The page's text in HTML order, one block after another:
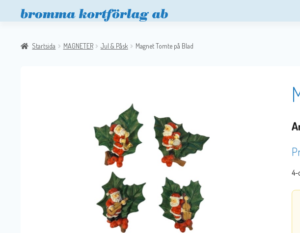
Startsida MAGNETER Jul & Påsk Magnet Tomte på Blad
4-